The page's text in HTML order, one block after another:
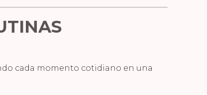
cada momento cotidiano en una